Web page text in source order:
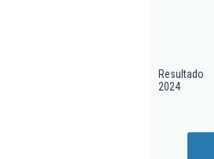
Resultado
2024